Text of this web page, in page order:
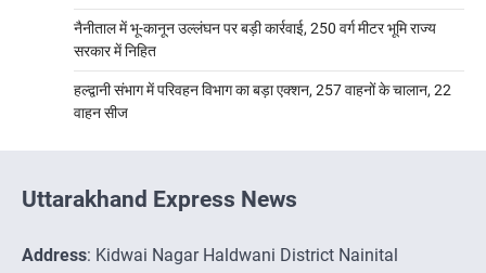
नैनीताल में भू-कानून उल्लंघन पर बड़ी कार्रवाई, 250 वर्ग मीटर भूमि राज्य
सरकार में निहित
हल्द्वानी संभाग में परिवहन विभाग का बड़ा एक्शन, 257 वाहनों के चालान, 22
वाहन सीज
Uttarakhand Express News
Address: Kidwai Nagar Haldwani District Nainital